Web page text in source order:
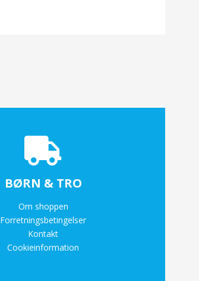
BØRN & TRO
Om shoppen
Forretningsbetingelser
Kontakt
Cookieinformation